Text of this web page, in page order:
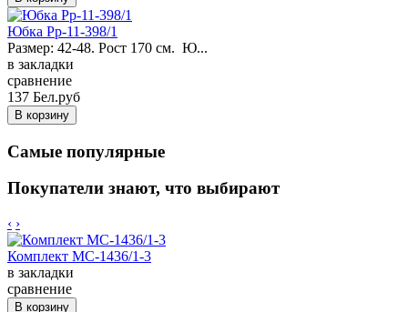
Юбка Pp-11-398/1
Размер: 42-48. Рост 170 см. Ю...
в закладки
сравнение
137 Бел.руб
Самые популярные
Покупатели знают, что выбирают
‹ ›
Комплект MC-1436/1-3
в закладки
сравнение